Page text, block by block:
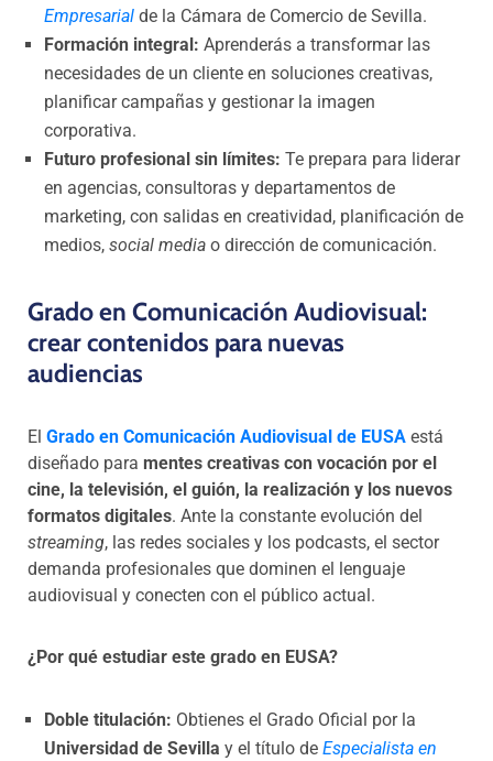
Empresarial de la Cámara de Comercio de Sevilla.
Formación integral: Aprenderás a transformar las
necesidades de un cliente en soluciones creativas,
planificar campañas y gestionar la imagen
corporativa.
Futuro profesional sin límites: Te prepara para liderar
en agencias, consultoras y departamentos de
marketing, con salidas en creatividad, planificación de
medios, social media o dirección de comunicación.
Grado en Comunicación Audiovisual:
crear contenidos para nuevas
audiencias
El Grado en Comunicación Audiovisual de EUSA está
diseñado para mentes creativas con vocación por el
cine, la televisión, el guión, la realización y los nuevos
formatos digitales. Ante la constante evolución del
streaming, las redes sociales y los podcasts, el sector
demanda profesionales que dominen el lenguaje
audiovisual y conecten con el público actual.
¿Por qué estudiar este grado en EUSA?
Doble titulación: Obtienes el Grado Oficial por la
Universidad de Sevilla y el título de Especialista en